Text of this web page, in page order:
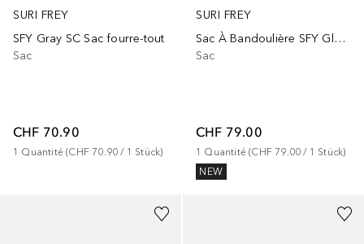
SURI FREY
SFY Gray SC Sac fourre-tout
Sac
CHF 70.90
1 Quantité (CHF 70.90 / 1 Stück)
SURI FREY
Sac À Bandoulière SFY Glory
Sac
CHF 79.00
1 Quantité (CHF 79.00 / 1 Stück)
NEW